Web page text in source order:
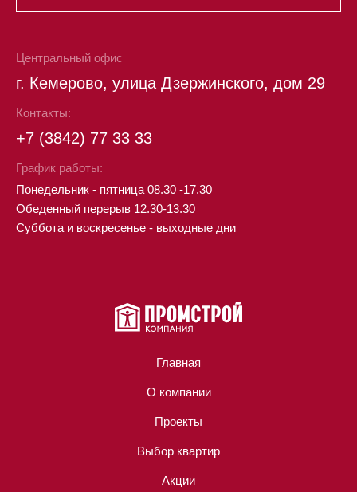
Центральный офис
г. Кемерово, улица Дзержинского, дом 29
Контакты:
+7 (3842) 77 33 33
График работы:
Понедельник - пятница 08.30 -17.30
Обеденный перерыв 12.30-13.30
Суббота и воскресенье - выходные дни
Главная
О компании
Проекты
Выбор квартир
Акции